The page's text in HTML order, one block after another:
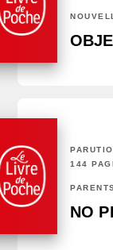
144
NO